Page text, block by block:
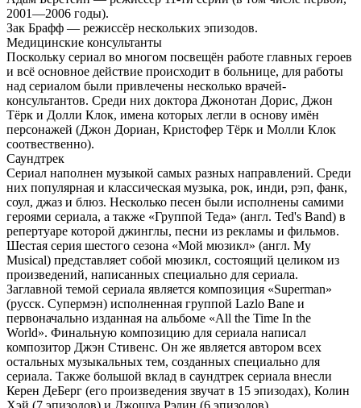
2001—2006 годы).
Зак Брафф — режиссёр нескольких эпизодов.
Медицинские консультанты
Поскольку сериал во многом посвещён работе главных героев
и всё основное действие происходит в больнице, для работы
над сериалом были привлечены несколько врачей-
консультантов. Среди них доктора Джонотан Дорис, Джон
Тёрк и Долли Клок, имена которых легли в основу имён
персонажей (Джон Дориан, Кристофер Тёрк и Молли Клок
соотвественно).
Саундтрек
Сериал наполнен музыкой самых разных направлений. Среди
них популярная и классическая музыка, рок, инди, рэп, фанк,
соул, джаз и блюз. Несколько песен были исполнены самими
героями сериала, а также «Группой Теда» (англ. Ted's Band) в
репертуаре которой джинглы, песни из рекламы и фильмов.
Шестая серия шестого сезона «Мой мюзикл» (англ. My
Musical) представляет собой мюзикл, состоящий целиком из
произведений, написанных специально для сериала.
Заглавной темой сериала является композиция «Superman»
(русск. Супермэн) исполненная группой Lazlo Bane и
первоначально изданная на альбоме «All the Time In the
World». Финальную композицию для сериала написал
композитор Джэн Стивенс. Он же является автором всех
остальных музыкальных тем, созданных специально для
сериала. Также большой вклад в саундтрек сериала внесли
Керен ДеБерг (его произведения звучат в 15 эпизодах), Колин
Хэй (7 эпизодов) и Джошуа Рэдин (6 эпизодов).